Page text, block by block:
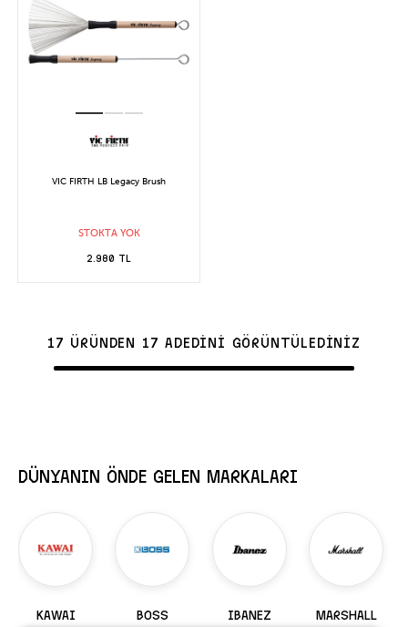
VIC FIRTH LB Legacy Brush
STOKTA YOK
2.980 TL
17 ÜRÜNDEN 17 ADEDİNİ GÖRÜNTÜLEDİNİZ
DÜNYANIN ÖNDE GELEN MARKALARI
KAWAI BOSS IBANEZ MARSHALL